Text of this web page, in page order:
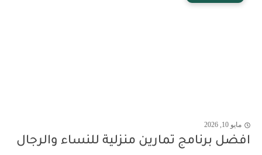
مايو 10, 2026
افضل برنامج تمارين منزلية للنساء والرجال